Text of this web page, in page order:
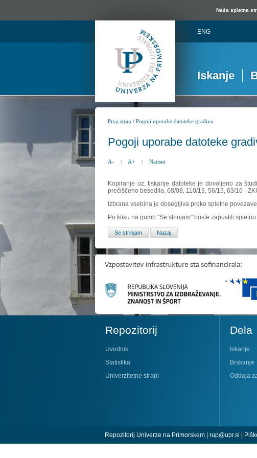
Naša spletna
ENG
Iskanje
Prva stran /Pogoji uporabe datoteke gradiva
Pogoji uporabe datoteke
A- | A+ | Natisni
Kopiranje oz. tiskanje datoteke je dovoljeno za
prečiščeno besedilo, 68/08, 110/13, 56/15, 63/16 -
Izbrana vsebina je dosegljiva preko spletne
Po kliku na gumb "Se strinjam" boste zapustili spletno
Repozitorij
Uvodnik
Statistika
Univerzitetne strani
Dela
Iskanje
Brskanje
Oddaja
Repozitorij Univerze na Primorskem | rup@upr.si |